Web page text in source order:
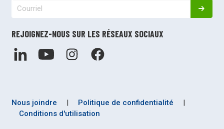
REJOIGNEZ-NOUS SUR LES RÉSEAUX SOCIAUX
Nous joindre | Politique de confidentialité
|
Conditions d'utilisation